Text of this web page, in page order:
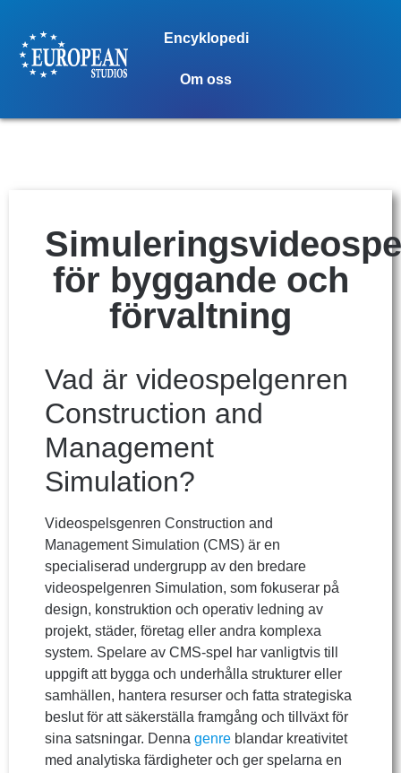
Encyklopedi
Om oss
för byggande och
förvaltning
Vad är videospelgenren
Construction and
Management
Simulation?
Videospelsgenren Construction and
Management Simulation (CMS) är en
specialiserad undergrupp av den bredare
videospelgenren Simulation, som fokuserar på
design, konstruktion och operativ ledning av
projekt, städer, företag eller andra komplexa
system. Spelare av CMS-spel har vanligtvis till
uppgift att bygga och underhålla strukturer eller
samhällen, hantera resurser och fatta strategiska
beslut för att säkerställa framgång och tillväxt för
sina satsningar. Denna genre blandar kreativitet
med analytiska färdigheter och ger spelarna en